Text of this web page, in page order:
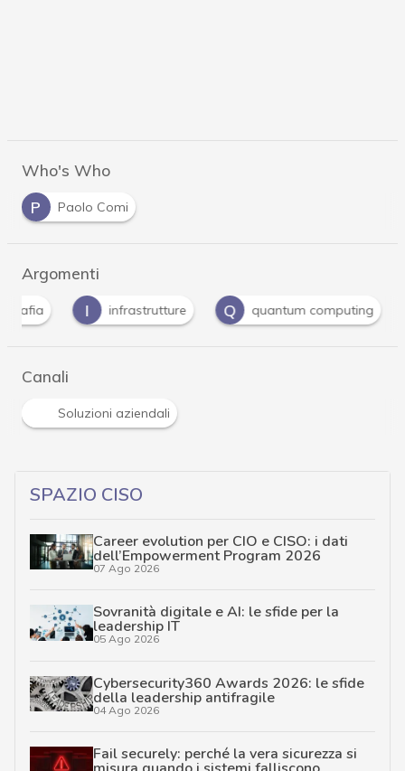
Who's Who
P
Paolo Comi
Argomenti
I
infrastrutture Q quantum computing Q
Canali
Soluzioni aziendali
SPAZIO CISO
Career evolution per CIO e CISO: i dati
dell’Empowerment Program 2026
07 Ago 2026
Sovranità digitale e AI: le sfide per la
leadership IT
05 Ago 2026
Cybersecurity360 Awards 2026: le sfide
della leadership antifragile
04 Ago 2026
Fail securely: perché la vera sicurezza si